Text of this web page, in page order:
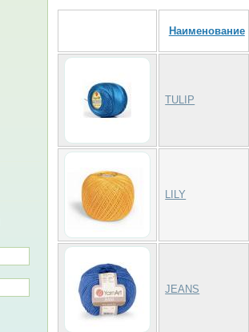
Наименование
TULIP
LILY
JEANS